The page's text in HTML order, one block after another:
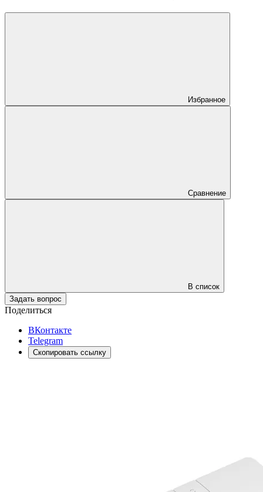
Избранное
Сравнение
В список
Задать вопрос
Поделиться
ВКонтакте
Telegram
Скопировать ссылку